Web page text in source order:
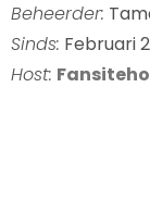
Beheerder:
Sinds: Februari
Host: